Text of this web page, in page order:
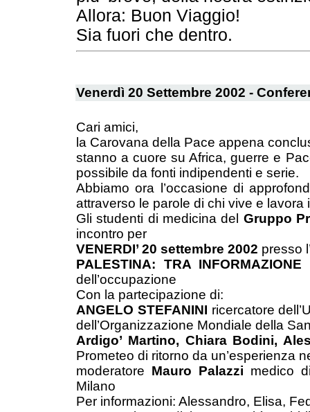
Allora: Buon Viaggio!
Sia fuori che dentro.
Venerdì 20 Settembre 2002 -
Cari amici,
la Carovana della Pace appena
stanno a cuore su Africa, guerre e
possibile da fonti indipendenti e serie.
Abbiamo ora l’occasione di
attraverso le parole di chi vive e lavora
Gli studenti di medicina del Gruppo
incontro per
VENERDI’ 20 settembre 2002 presso
PALESTINA: TRA INFORMAZIONE
dell’occupazione
Con la partecipazione di:
ANGELO STEFANINI ricercatore
dell’Organizzazione Mondiale della
Ardigo’ Martino, Chiara Bodini,
Prometeo di ritorno da un’esperienza
moderatore Mauro Palazzi medico
Milano
Per informazioni: Alessandro, Elisa,